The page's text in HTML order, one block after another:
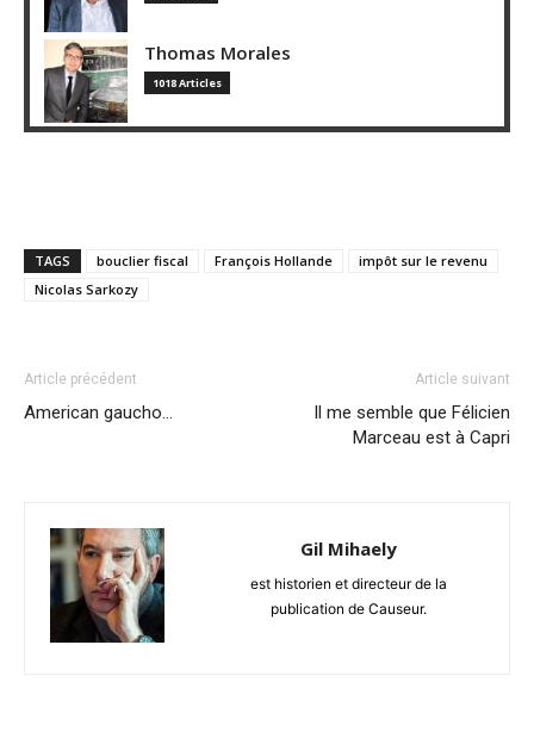
Thomas Morales
1018 Articles
TAGS bouclier fiscal François Hollande
impôt sur le revenu
Nicolas Sarkozy
Article précédent
American gaucho…
Article suivant
Il me semble que Félicien
Marceau est à Capri
Gil Mihaely
est historien et directeur de la
publication de Causeur.